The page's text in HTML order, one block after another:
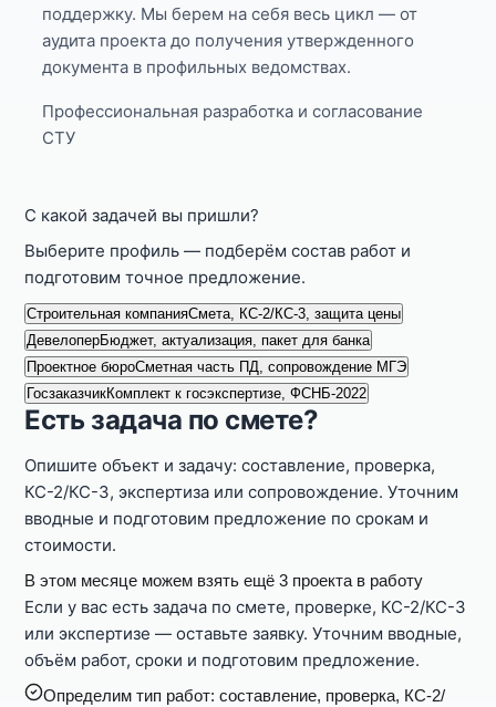
поддержку. Мы берем на себя весь цикл — от
аудита проекта до получения утвержденного
документа в профильных ведомствах.
Профессиональная разработка и согласование
СТУ
С какой задачей вы пришли?
Выберите профиль — подберём состав работ и
подготовим точное предложение.
Строительная компанияСмета, КС-2/КС-3, защита цены
ДевелоперБюджет, актуализация, пакет для банка
Проектное бюроСметная часть ПД, сопровождение МГЭ
ГосзаказчикКомплект к госэкспертизе, ФСНБ-2022
Есть задача по смете?
Опишите объект и задачу: составление, проверка,
КС-2/КС-3, экспертиза или сопровождение. Уточним
вводные и подготовим предложение по срокам и
стоимости.
В этом месяце можем взять ещё 3 проекта в работу
Если у вас есть задача по смете, проверке, КС-2/КС-3
или экспертизе — оставьте заявку. Уточним вводные,
объём работ, сроки и подготовим предложение.
Определим тип работ: составление, проверка, КС-2/